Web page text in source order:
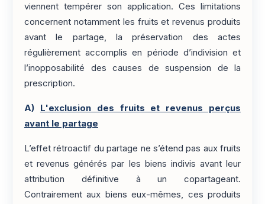
viennent tempérer son application. Ces limitations
concernent notamment les fruits et revenus produits
avant le partage, la préservation des actes
régulièrement accomplis en période d’indivision et
l’inopposabilité des causes de suspension de la
prescription.
A) L'exclusion des fruits et revenus perçus
avant le partage
L’effet rétroactif du partage ne s’étend pas aux fruits
et revenus générés par les biens indivis avant leur
attribution définitive à un copartageant.
Contrairement aux biens eux-mêmes, ces produits